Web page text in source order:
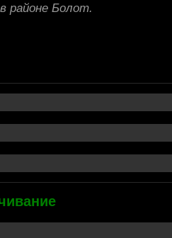
районе Болот.